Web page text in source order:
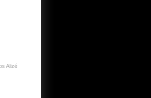
Alizé